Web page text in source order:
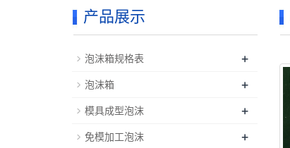
产品展示
泡沫箱规格表 +
泡沫箱 +
模具成型泡沫 +
免模加工泡沫 +